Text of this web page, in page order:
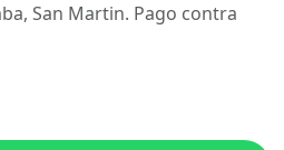
San Martin. Pago contra